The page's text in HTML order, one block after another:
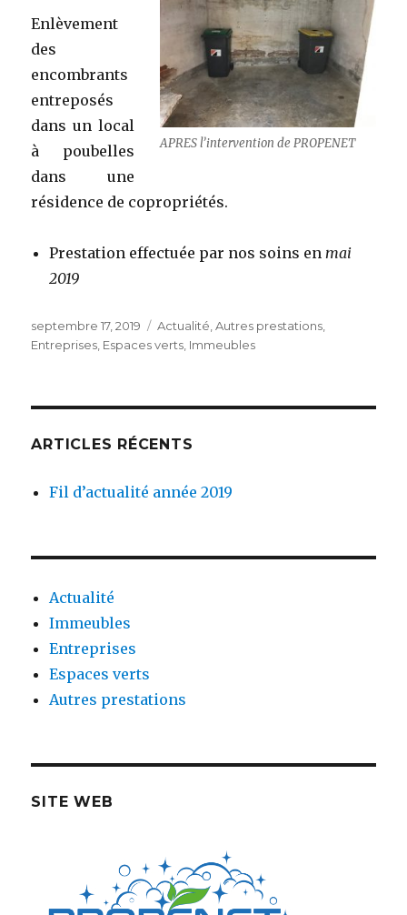
APRES l’intervention de PROPENET
Enlèvement
des
encombrants
entreposés
dans un local
à poubelles
dans une
résidence de copropriétés.
Prestation effectuée par nos soins en mai
2019
Publié
le
septembre 17, 2019 Catégories
Actualité ,Autres prestations
Entreprises Espaces verts Immeubles
ARTICLES RÉCENTS
Fil d’actualité année 2019
Actualité
Immeubles
Entreprises
Espaces verts
Autres prestations
SITE WEB